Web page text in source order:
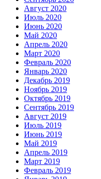
Август 2020
Июль 2020
Июнь 2020
Май 2020
Апрель 2020
Март 2020
Февраль 2020
Январь 2020
Декабрь 2019
Ноябрь 2019
Октябрь 2019
Сентябрь 2019
Август 2019
Июль 2019
Июнь 2019
Май 2019
Апрель 2019
Март 2019
Февраль 2019